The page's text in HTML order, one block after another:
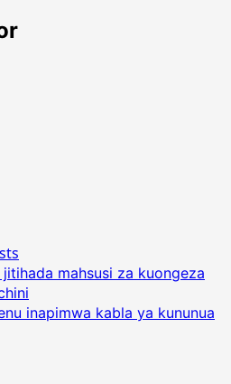
jitihada mahsusi za kuongeza
inapimwa kabla ya kununua